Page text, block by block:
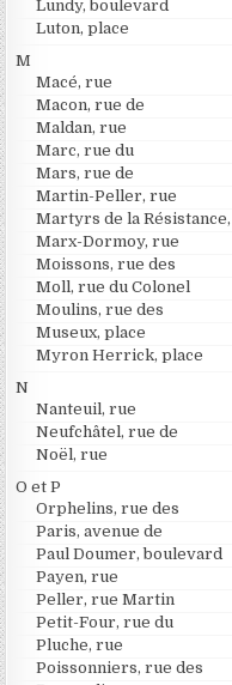
Lundy, boulevard
Luton, place
M
Macé, rue
Macon, rue de
Maldan, rue
Marc, rue du
Mars, rue de
Martin-Peller, rue
Martyrs de la
Marx-Dormoy, rue
Moissons, rue des
Moll, rue du Colonel
Moulins, rue des
Museux, place
Myron Herrick, place
N
Nanteuil, rue
Neufchâtel, rue de
Noël, rue
O et P
Orphelins, rue des
Paris, avenue de
Paul Doumer, boulevard
Payen, rue
Peller, rue Martin
Petit-Four, rue du
Pluche, rue
Poissonniers, rue des